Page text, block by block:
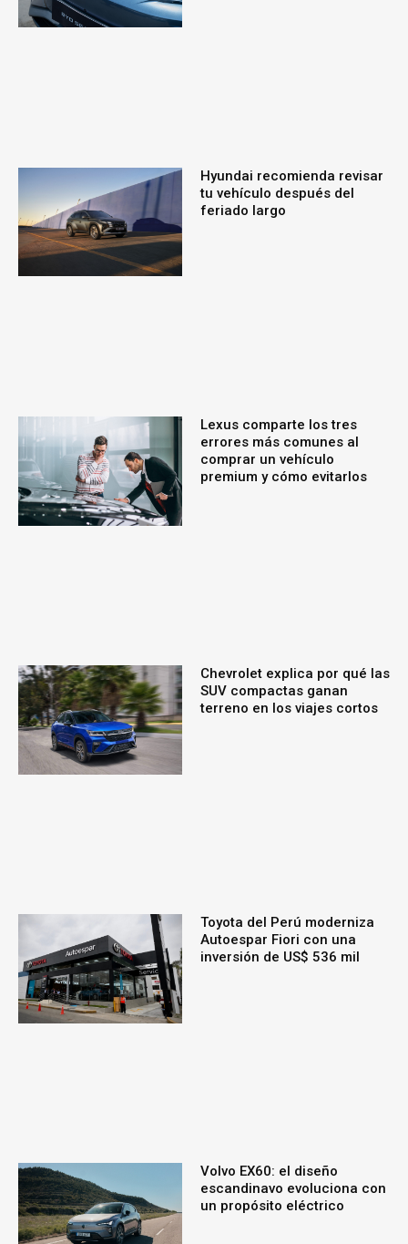
Hyundai recomienda revisar
tu vehículo después del
feriado largo
Lexus comparte los tres
errores más comunes al
comprar un vehículo
premium y cómo evitarlos
Chevrolet explica por qué las
SUV compactas ganan
terreno en los viajes cortos
Toyota del Perú moderniza
Autoespar Fiori con una
inversión de US$ 536 mil
Volvo EX60: el diseño
escandinavo evoluciona con
un propósito eléctrico